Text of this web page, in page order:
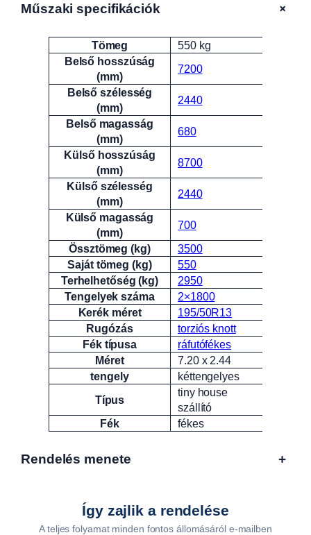
Műszaki specifikációk +
Attribútumok Érték
Tömeg
550 kg
Belső hosszúság
(mm)
7200
Belső szélesség
(mm)
2440
Belső magasság
(mm)
680
Külső hosszúság
(mm)
8700
Külső szélesség
(mm)
2440
Külső magasság
(mm)
700
Össztömeg (kg)
3500
Saját tömeg (kg)
550
Terhelhetőség (kg)
2950
Tengelyek száma
2×1800
Kerék méret
195/50R13
Rugózás
torziós knott
Fék típusa
ráfutófékes
Méret
7.20 x 2.44
tengely
kéttengelyes
Típus
tiny house
szállító
Fék
fékes
Rendelés menete +
Így zajlik a rendelése
A teljes folyamat minden fontos állomásáról e-mailben